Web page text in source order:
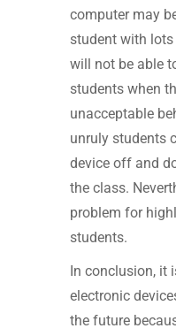
computer may
student with
will not be able
students when
unacceptable
unruly students
device off and
the class.
problem for
students.
In conclusion, it
electronic
the future